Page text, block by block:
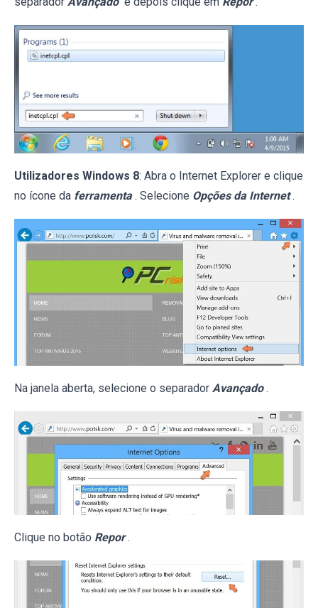
Utilizadores Windows 8: Abra o Internet Explorer e clique
no ícone da ferramenta . Selecione Opções da Internet .
Na janela aberta, selecione o separador Avançado .
Clique no botão Repor .